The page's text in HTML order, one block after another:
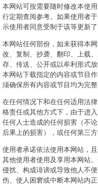
本网站可按需要随时修改本使
行定期查阅参考。如果使用者
示使用者同意受制于该等更新了
本网站任何部份，如未获得本
改、复制、抄袭、翻印、上载
存、传送、公开或以牟利形式
本网站下载指定的内容或节目
须确保所有内容或节目均为完
在任何情况下和在任何适用法
格责任或其他方式下，由于进
任何人士造成的任何损害（不
后果上的损害），或任何第三
使用者承诺依法使用本网站，
其他使用者使用及享用本网站
侵扰、构成诽谤或导致他人不
伤、使人困窘或中断本网站内正